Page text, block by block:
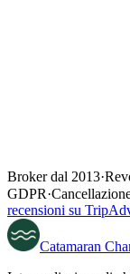
Broker dal 2013·
GDPR·
recensioni su
Catamaran